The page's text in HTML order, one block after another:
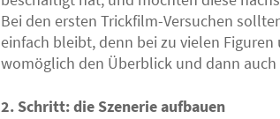
Bei den ersten Trickfilm-Versuchen
einfach bleibt, denn bei zu vielen
womöglich den Überblick und dann
2. Schritt: die Szenerie aufbauen